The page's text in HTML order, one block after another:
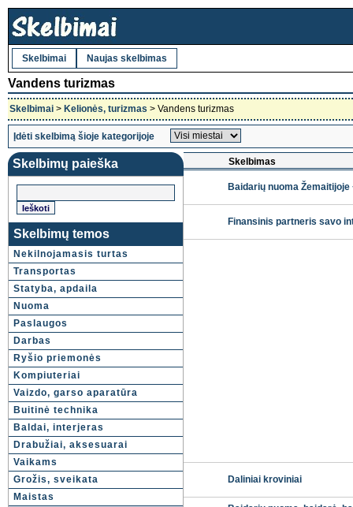
Skelbimai Naujas skelbimas
Vandens turizmas
Skelbimai > Kelionės, turizmas > Vandens turizmas
Įdėti skelbimą šioje kategorijoje
Skelbimų paieška
Skelbimų temos
Nekilnojamasis turtas
Transportas
Statyba, apdaila
Nuoma
Paslaugos
Darbas
Ryšio priemonės
Kompiuteriai
Vaizdo, garso aparatūra
Buitinė technika
Baldai, interjeras
Drabužiai, aksesuarai
Vaikams
Grožis, sveikata
Maistas
Skelbimas
Baidarių nuoma Žemaitijoje
Finansinis partneris savo
Daliniai kroviniai